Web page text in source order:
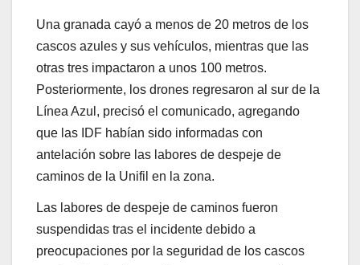
Una granada cayó a menos de 20 metros de los
cascos azules y sus vehículos, mientras que las
otras tres impactaron a unos 100 metros.
Posteriormente, los drones regresaron al sur de la
Línea Azul, precisó el comunicado, agregando
que las IDF habían sido informadas con
antelación sobre las labores de despeje de
caminos de la Unifil en la zona.
Las labores de despeje de caminos fueron
suspendidas tras el incidente debido a
preocupaciones por la seguridad de los cascos